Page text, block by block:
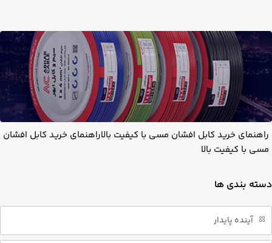
راهنمای خرید کابل افشان مسی با کیفیت بالاراهنمای خرید کابل افشان
مسی با کیفیت بالا
دسته بندی ها
آینده پایدار